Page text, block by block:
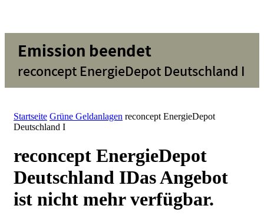
Emission beendet
reconcept EnergieDepot Deutschland I
Startseite Grüne Geldanlagen reconcept EnergieDepot
Deutschland I
reconcept EnergieDepot
Deutschland IDas Angebot
ist nicht mehr verfügbar.